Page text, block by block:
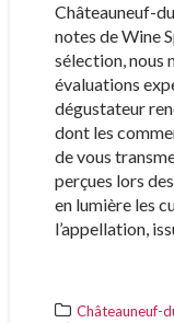
Châteauneuf-
notes de Wine
sélection, nous
évaluations
dégustateur
dont les
de vous
perçues lors
en lumière les
l’appellation,
Châteauneuf-